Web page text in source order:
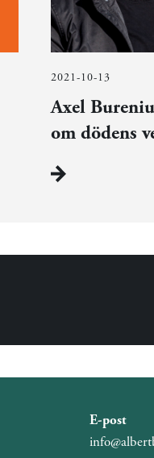
2021-10-13
Axel
om dödens
E-post